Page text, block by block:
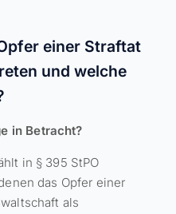
einer Straftat
und welche
in Betracht?
in § 395 StPO
das Opfer einer
als